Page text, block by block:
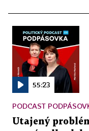
55:23
PODCAST
Utajený